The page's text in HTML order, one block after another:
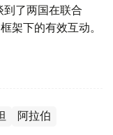
了两国在联合
架下的有效互动。
阿拉伯